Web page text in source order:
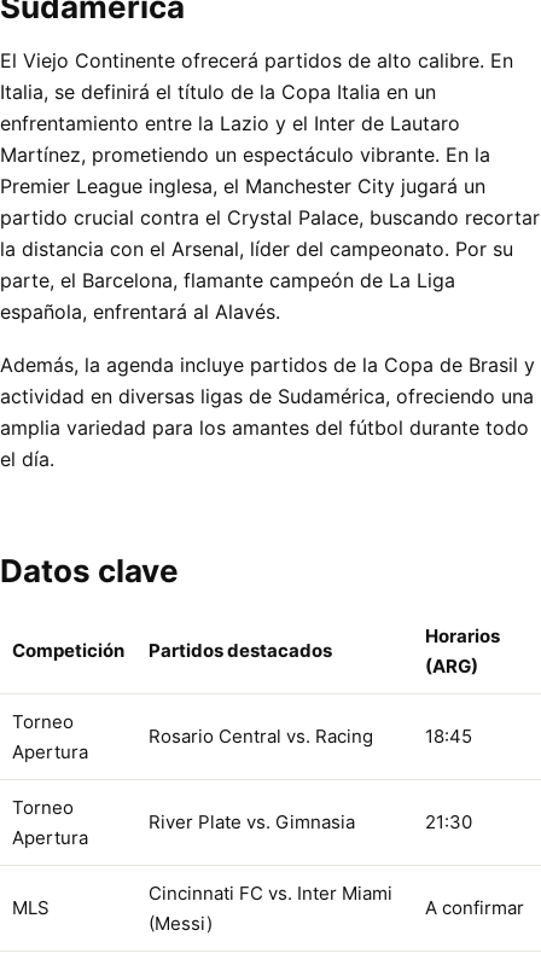
El Viejo Continente ofrecerá partidos de alto calibre. En
Italia, se definirá el título de la Copa Italia en un
enfrentamiento entre la Lazio y el Inter de Lautaro
Martínez, prometiendo un espectáculo vibrante. En la
Premier League inglesa, el Manchester City jugará un
partido crucial contra el Crystal Palace, buscando recortar
la distancia con el Arsenal, líder del campeonato. Por su
parte, el Barcelona, flamante campeón de La Liga
española, enfrentará al Alavés.
Además, la agenda incluye partidos de la Copa de Brasil y
actividad en diversas ligas de Sudamérica, ofreciendo una
amplia variedad para los amantes del fútbol durante todo
el día.
Datos clave
Competición Partidos destacados
Horarios
(ARG)
Torneo
Apertura
Rosario Central vs. Racing 18:45
Torneo
Apertura
River Plate vs. Gimnasia 21:30
MLS
Cincinnati FC vs. Inter Miami
(Messi)
A confirmar